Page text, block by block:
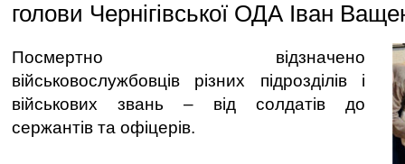
голови Чернігівської ОДА Іван
Посмертно відзначено
військовослужбовців різних підрозділів і
військових звань – від солдатів до
сержантів та офіцерів.